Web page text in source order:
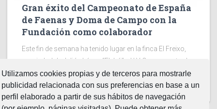
Utilizamos cookies propias y de terceros para mostrarle
publicidad relacionada con sus preferencias en base a un
perfil elaborado a partir de sus hábitos de navegación
Gran éxito del Campeonato de España
de Faenas y Doma de Campo con la
Fundación como colaborador
Este fin de semana ha tenido lugar en la finca El Freixo,
propiedad de Julián López “El Juli”. el LV Campeonato de
España Intercomunitario de Faenas y Doma de Campo
2026. Dos jornadas en la Leer más…